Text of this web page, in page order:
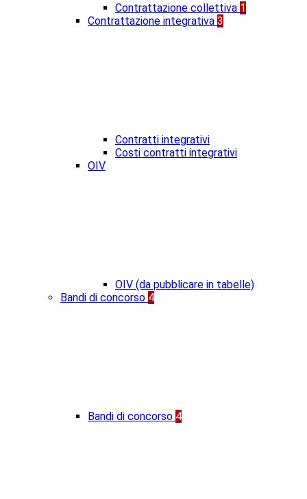
Contrattazione collettiva 1
Contrattazione integrativa 3
Contratti integrativi
Costi contratti integrativi
OIV
OIV (da pubblicare in tabelle)
Bandi di concorso 4
Bandi di concorso 4